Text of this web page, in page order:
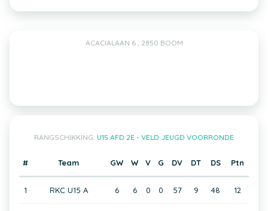
ACACIALAAN 6 , 2850 BOOM
RANGSCHIKKING: U15 AFD 2E - VELD JEUGD VOORRONDE
# Team GW W V G DV DT DS Ptn
1 RKC U15 A 6 6 0 0 57 9 48 12